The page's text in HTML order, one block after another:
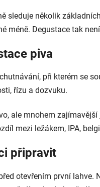
sleduje několik
méně. Degustace tak
piva
při kterém se
řízu a dozvuku.
ale mnohem
mezi ležákem, IPA,
připravit
otevřením první